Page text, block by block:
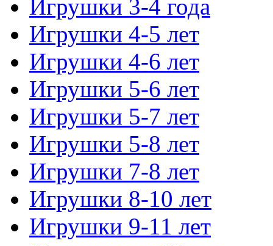
Игрушки 3-4 года
Игрушки 4-5 лет
Игрушки 4-6 лет
Игрушки 5-6 лет
Игрушки 5-7 лет
Игрушки 5-8 лет
Игрушки 7-8 лет
Игрушки 8-10 лет
Игрушки 9-11 лет